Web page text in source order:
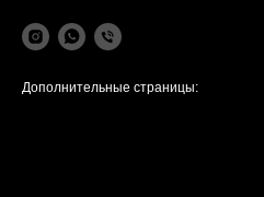
Дополнительные страницы: